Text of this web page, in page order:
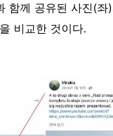
함께 공유된 사진(좌
비교한 것이다.